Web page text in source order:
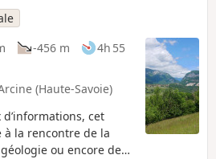
-456 m
4h 55
(Haute-Savoie)
cet
la rencontre de la
ou encore de